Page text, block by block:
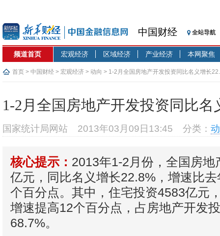
中国财经 全站导航
频道首页 宏观经济 区域经济 产业经济 本网聚焦
首页 > 中国财经 > 宏观经济 > 动向 > 1-2月全国房地产开发投资同比名义增长
1-2月全国房地产开发投资同比名
国家统计局网站 2013年03月09日13:45 分类：
核心提示： 2013年1-2月份，全国房地
亿元，同比名义增长22.8%，增速比
个百分点。其中，住宅投资4583亿元
增速提高12个百分点，占房地产开发
68.7%。